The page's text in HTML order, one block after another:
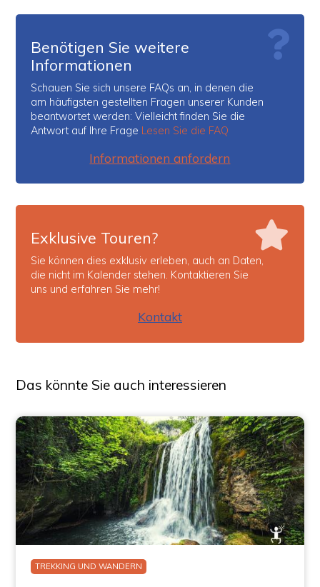
Benötigen Sie weitere
Informationen
Schauen Sie sich unsere FAQs an, in denen die
am häufigsten gestellten Fragen unserer Kunden
beantwortet werden: Vielleicht finden Sie die
Antwort auf Ihre Frage Lesen Sie die FAQ
Informationen anfordern
Exklusive Touren?
Sie können dies exklusiv erleben, auch an Daten,
die nicht im Kalender stehen. Kontaktieren Sie
uns und erfahren Sie mehr!
Kontakt
Das könnte Sie auch interessieren
TREKKING UND WANDERN